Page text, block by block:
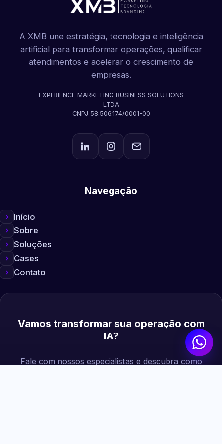
A XMB une estratégia, tecnologia e inteligência
artificial para transformar operações, qualificar
atendimentos e acelerar o crescimento de
empresas.
EXPERIENCE MARKETING BUSINESS SOLUTIONS
LTDA
CNPJ 58.506.174/0001-00
Navegação
Início
Sobre
Soluções
Cases
Contato
Vamos transformar sua operação com
IA?
Fale com nossos especialistas e descubra como